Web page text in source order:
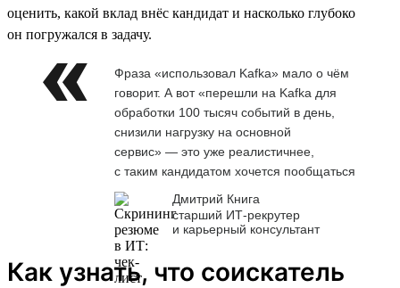
оценить, какой вклад внёс кандидат и насколько глубоко
он погружался в задачу.
Фраза «использовал Kafka» мало о чём
говорит. А вот «перешли на Kafka для
обработки 100 тысяч событий в день,
снизили нагрузку на основной
сервис» — это уже реалистичнее,
с таким кандидатом хочется пообщаться
Дмитрий Книга
старший ИТ-рекрутер
и карьерный консультант
Как узнать, что соискатель